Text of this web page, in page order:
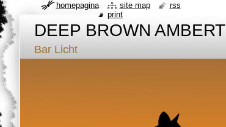
DEEP BROWN AMBERT
Bar Licht
homepagina site map
rss
print